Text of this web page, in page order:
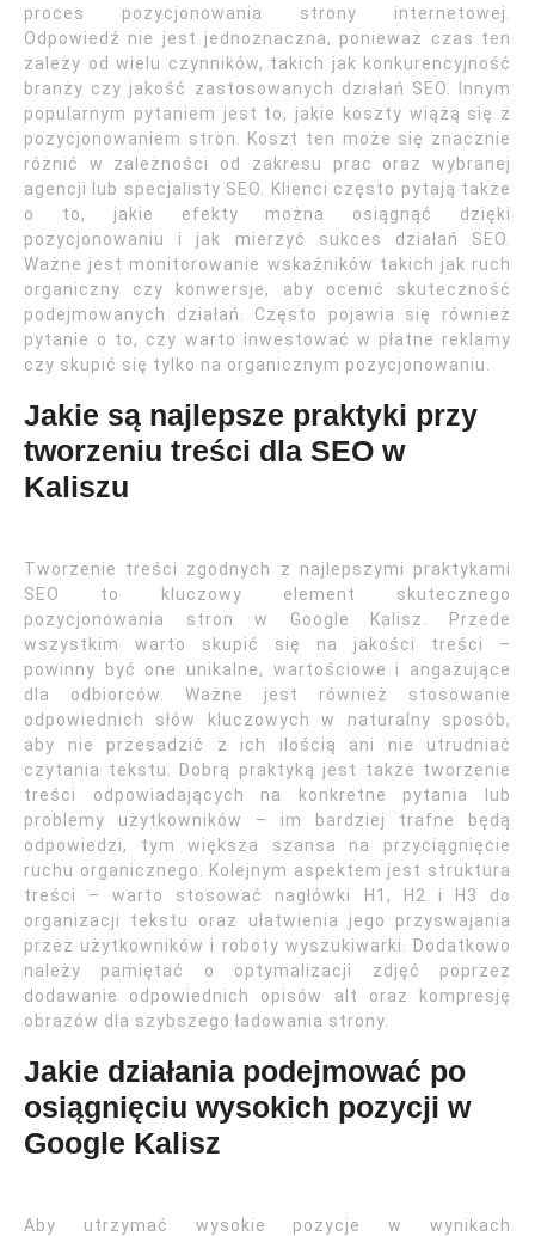
proces pozycjonowania strony internetowej.
Odpowiedź nie jest jednoznaczna, ponieważ czas ten
zależy od wielu czynników, takich jak konkurencyjność
branży czy jakość zastosowanych działań SEO. Innym
popularnym pytaniem jest to, jakie koszty wiążą się z
pozycjonowaniem stron. Koszt ten może się znacznie
różnić w zależności od zakresu prac oraz wybranej
agencji lub specjalisty SEO. Klienci często pytają także
o to, jakie efekty można osiągnąć dzięki
pozycjonowaniu i jak mierzyć sukces działań SEO.
Ważne jest monitorowanie wskaźników takich jak ruch
organiczny czy konwersje, aby ocenić skuteczność
podejmowanych działań. Często pojawia się również
pytanie o to, czy warto inwestować w płatne reklamy
czy skupić się tylko na organicznym pozycjonowaniu.
Jakie są najlepsze praktyki przy
tworzeniu treści dla SEO w
Kaliszu
Tworzenie treści zgodnych z najlepszymi praktykami
SEO to kluczowy element skutecznego
pozycjonowania stron w Google Kalisz. Przede
wszystkim warto skupić się na jakości treści –
powinny być one unikalne, wartościowe i angażujące
dla odbiorców. Ważne jest również stosowanie
odpowiednich słów kluczowych w naturalny sposób,
aby nie przesadzić z ich ilością ani nie utrudniać
czytania tekstu. Dobrą praktyką jest także tworzenie
treści odpowiadających na konkretne pytania lub
problemy użytkowników – im bardziej trafne będą
odpowiedzi, tym większa szansa na przyciągnięcie
ruchu organicznego. Kolejnym aspektem jest struktura
treści – warto stosować nagłówki H1, H2 i H3 do
organizacji tekstu oraz ułatwienia jego przyswajania
przez użytkowników i roboty wyszukiwarki. Dodatkowo
należy pamiętać o optymalizacji zdjęć poprzez
dodawanie odpowiednich opisów alt oraz kompresję
obrazów dla szybszego ładowania strony.
Jakie działania podejmować po
osiągnięciu wysokich pozycji w
Google Kalisz
Aby utrzymać wysokie pozycje w wynikach